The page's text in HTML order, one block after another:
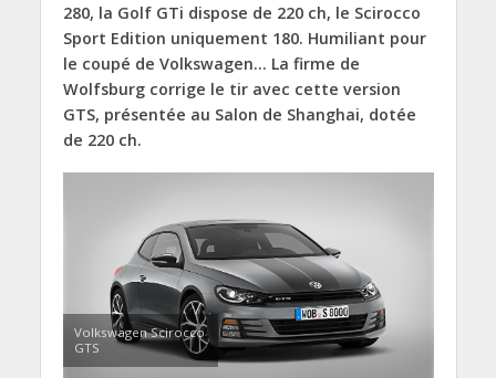
280, la Golf GTi dispose de 220 ch, le Scirocco
Sport Edition uniquement 180. Humiliant pour
le coupé de Volkswagen… La firme de
Wolfsburg corrige le tir avec cette version
GTS, présentée au Salon de Shanghai, dotée
de 220 ch.
Volkswagen Scirocco
GTS